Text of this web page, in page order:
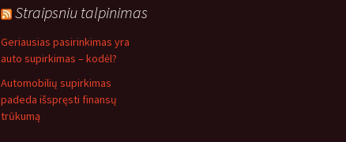
Straipsniu talpinimas
Geriausias pasirinkimas yra
auto supirkimas – kodėl?
Automobilių supirkimas
padeda išspręsti finansų
trūkumą